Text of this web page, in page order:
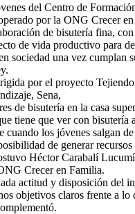
del Centro de
por la ONG Crecer
de bisutería fina,
de vida productivo para
sociedad una vez cumplan
por el proyecto
Sena,
de bisutería en la casa
tiene que ver con bisutería
cuando los jóvenes salgan
de generar recursos
Héctor Carabalí
Crecer en Familia.
actitud y disposición del
objetivos claros frente a lo